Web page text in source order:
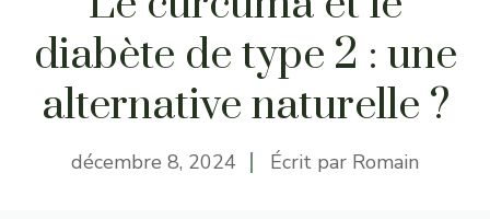
diabète de type 2 : une
alternative naturelle ?
décembre 8, 2024 Écrit par Romain